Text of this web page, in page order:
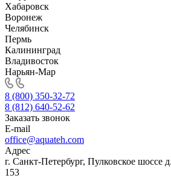
Хабаровск
Воронеж
Челябинск
Пермь
Калининград
Владивосток
Нарьян-Мар
8 (800) 350-32-72
8 (812) 640-52-62
Заказать звонок
E-mail
office@aquateh.com
Адрес
г. Санкт-Петербург, Пулковское шоссе
153